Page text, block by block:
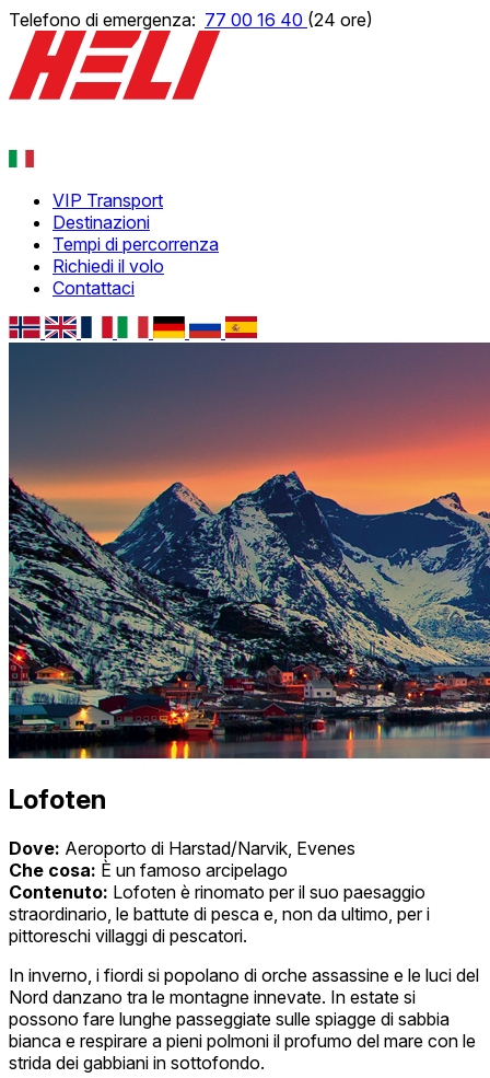
Telefono di emergenza: 77 00 16 40 (24 ore)
Norsk
English
Français
Deutsch
Русский
VIP Transport
Destinazioni
Tempi di percorrenza
Richiedi il volo
Contattaci
Lofoten
Dove: Aeroporto di Harstad/Narvik, Evenes
Che cosa: È un famoso arcipelago
Contenuto: Lofoten è rinomato per il suo paesaggio
straordinario, le battute di pesca e, non da ultimo, per i
pittoreschi villaggi di pescatori.
In inverno, i fiordi si popolano di orche assassine e le luci del
Nord danzano tra le montagne innevate. In estate si
possono fare lunghe passeggiate sulle spiagge di sabbia
bianca e respirare a pieni polmoni il profumo del mare con le
strida dei gabbiani in sottofondo.